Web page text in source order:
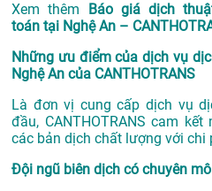
Xem thêm
Báo giá dịch
toán tại Nghệ An –
Những ưu điểm của dịch vụ
Nghệ An của CANTHOTRANS
Là đơn vị cung cấp dịch vụ
đầu, CANTHOTRANS cam
các bản dịch chất lượng với chi
Đội ngũ biên dịch có chuyên